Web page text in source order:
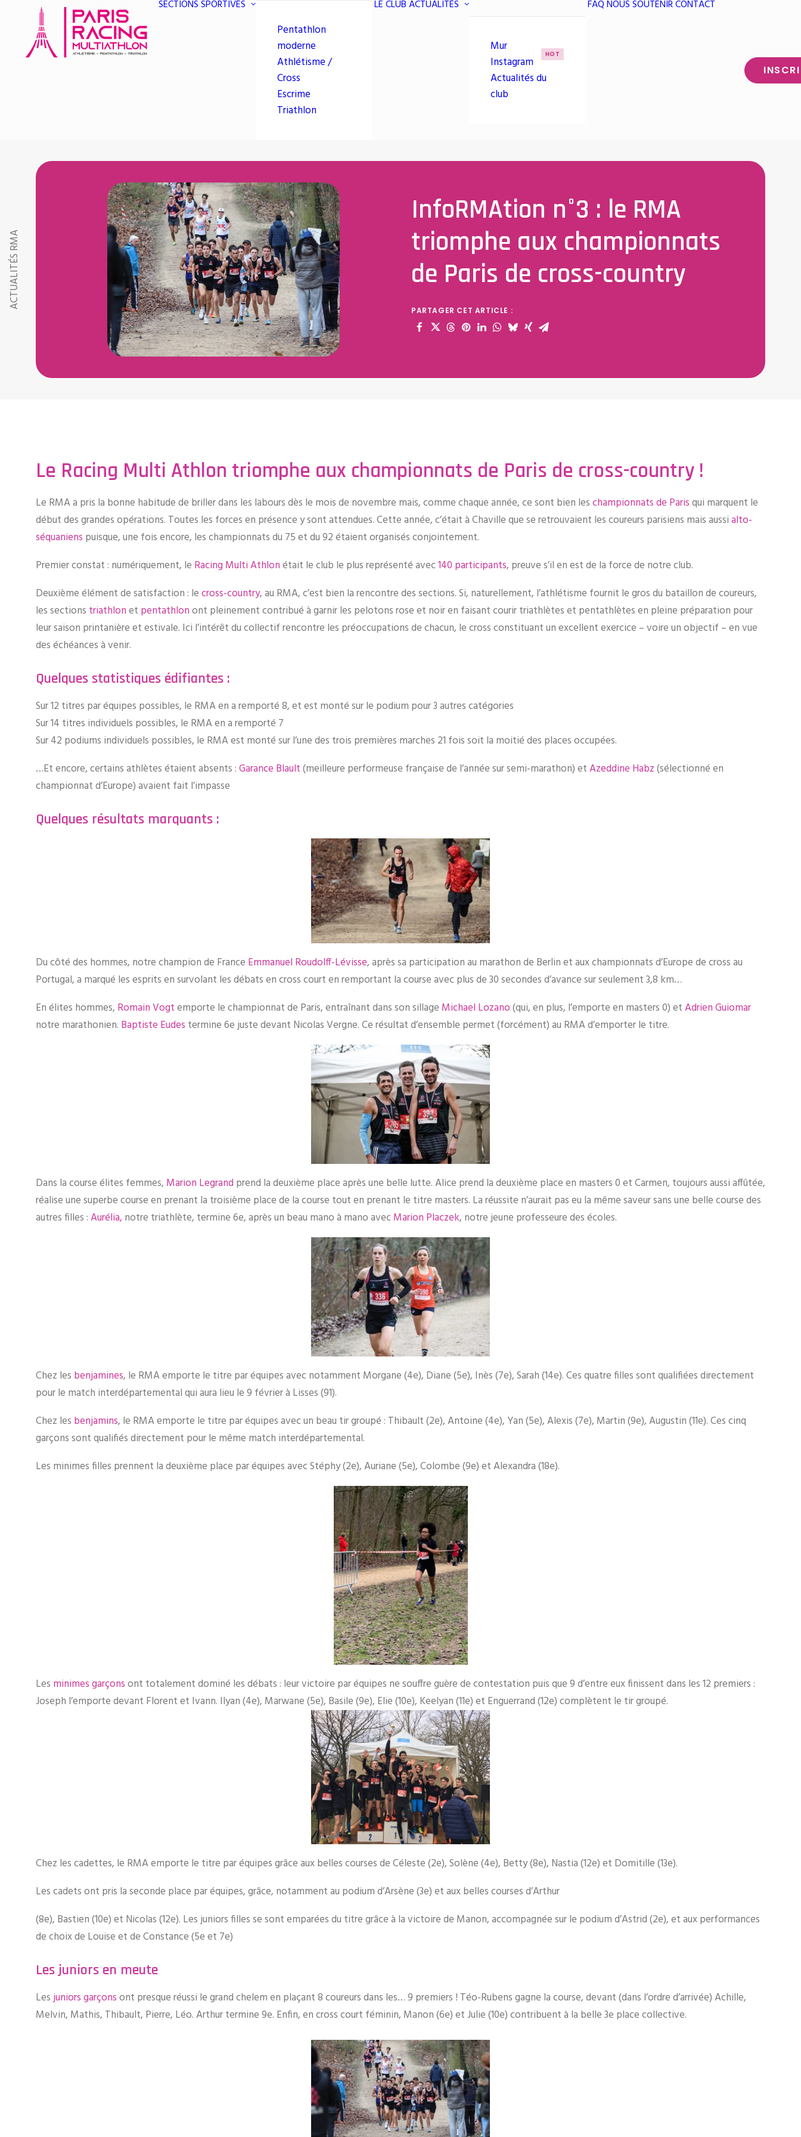
SECTIONS SPORTIVES
Pentathlon
moderne
Athlétisme /
Cross
Escrime
Triathlon
LE CLUBACTUALITÉS
Mur
Instagram
HOT
Actualités du
club
FAQNOUS SOUTENIRCONTACT
InfoRMAtion n°3 : le RMA
triomphe aux championnats
de Paris de cross-country
PARTAGER CET ARTICLE :
ACTUALITÉS RMA
Le Racing Multi Athlon triomphe aux championnats de Paris de cross-country !
Le RMA a pris la bonne habitude de briller dans les labours dès le mois de novembre mais, comme chaque année, ce sont bien leschampionnats de Parisqui marquent le
début des grandes opérations. Toutes les forces en présence y sont attendues. Cette année, c’était à Chaville que se retrouvaient les coureurs parisiens mais aussialto-
séquaniens puisque, une fois encore, les championnats du 75 et du 92 étaient organisés conjointement.
Premier constat : numériquement, le Racing Multi Athlonétait le club le plus représenté avec140 participants, preuve s’il en est de la force de notre club.
Deuxième élément de satisfaction : lecross-country, au RMA, c’est bien la rencontre des sections. Si, naturellement, l’athlétisme fournit le gros du bataillon de coureurs,
les sections triathlonet pentathlonont pleinement contribué à garnir les pelotons rose et noir en faisant courir triathlètes et pentathlètes en pleine préparation pour
leur saison printanière et estivale. Ici l’intérêt du collectif rencontre les préoccupations de chacun, le cross constituant un excellent exercice – voire un objectif – en vue
des échéances à venir.
Quelques statistiques édifiantes :
Sur 12 titres par équipes possibles, le RMA en a remporté 8, et est monté sur le podium pour 3 autres catégories
Sur 14 titres individuels possibles, le RMA en a remporté 7
Sur 42 podiums individuels possibles, le RMA est monté sur l’une des trois premières marches 21 fois soit la moitié des places occupées.
…Et encore, certains athlètes étaient absents :Garance Blault(meilleure performeuse française de l’année sur semi-marathon) etAzeddine Habz(sélectionné en
championnat d’Europe) avaient fait l’impasse
Quelques résultats marquants :
Du côté des hommes, notre champion de France Emmanuel Roudolff-Lévisse, après sa participation au marathon de Berlin et aux championnats d’Europe de cross au
Portugal, a marqué les esprits en survolant les débats en cross court en remportant la course avec plus de 30 secondes d’avance sur seulement 3,8 km…
En élites hommes, Romain Vogtemporte le championnat de Paris, entraînant dans son sillage Michael Lozano(qui, en plus, l’emporte en masters 0) etAdrien Guiomar
notre marathonien. Baptiste Eudes termine 6e juste devant Nicolas Vergne. Ce résultat d’ensemble permet (forcément) au RMA d’emporter le titre.
Dans la course élites femmes, Marion Legrand prend la deuxième place après une belle lutte. Alice prend la deuxième place en masters 0 et Carmen, toujours aussi affûtée,
réalise une superbe course en prenant la troisième place de la course tout en prenant le titre masters. La réussite n’aurait pas eu la même saveur sans une belle course des
autres filles :Aurélia, notre triathlète, termine 6e, après un beau mano à mano avec Marion Placzek, notre jeune professeure des écoles.
Chez les benjamines, le RMA emporte le titre par équipes avec notamment Morgane (4e), Diane (5e), Inès (7e), Sarah (14e). Ces quatre filles sont qualifiées directement
pour le match interdépartemental qui aura lieu le 9 février à Lisses (91).
Chez les benjamins, le RMA emporte le titre par équipes avec un beau tir groupé : Thibault (2e), Antoine (4e), Yan (5e), Alexis (7e), Martin (9e), Augustin (11e). Ces cinq
garçons sont qualifiés directement pour le même match interdépartemental.
Les minimes filles prennent la deuxième place par équipes avec Stéphy (2e), Auriane (5e), Colombe (9e) et Alexandra (18e).
Les minimes garçonsont totalement dominé les débats : leur victoire par équipes ne souffre guère de contestation puis que 9 d’entre eux finissent dans les 12 premiers :
Joseph l’emporte devant Florent et Ivann. Ilyan (4e), Marwane (5e), Basile (9e), Elie (10e), Keelyan (11e) et Enguerrand (12e) complètent le tir groupé.
Chez les cadettes, le RMA emporte le titre par équipes grâce aux belles courses de Céleste (2e), Solène (4e), Betty (8e), Nastia (12e) et Domitille (13e).
Les cadets ont pris la seconde place par équipes, grâce, notamment au podium d’Arsène (3e) et aux belles courses d’Arthur
(8e), Bastien (10e) et Nicolas (12e). Les juniors filles se sont emparées du titre grâce à la victoire de Manon, accompagnée sur le podium d’Astrid (2e), et aux performances
de choix de Louise et de Constance (5e et 7e)
Les juniors en meute
Lesjuniors garçonsont presque réussi le grand chelem en plaçant 8 coureurs dans les… 9 premiers ! Téo-Rubens gagne la course, devant (dans l’ordre d’arrivée) Achille,
Melvin, Mathis, Thibault, Pierre, Léo. Arthur termine 9e. Enfin, en cross court féminin, Manon (6e) et Julie (10e) contribuent à la belle 3e place collective.